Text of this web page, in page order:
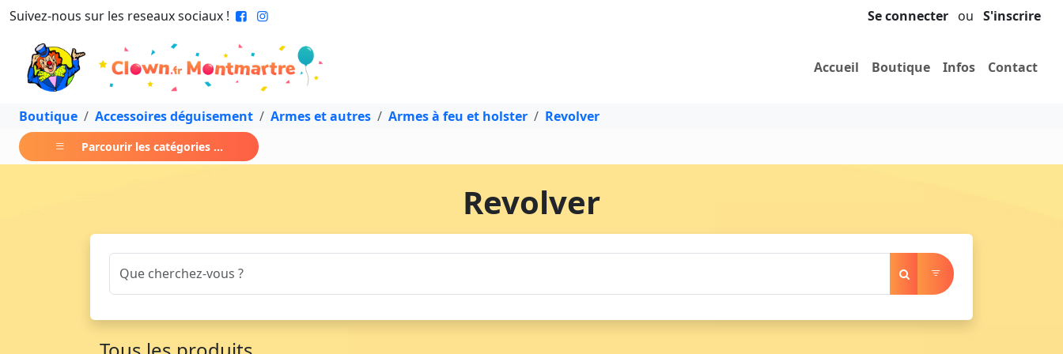
Suivez-nous sur les reseaux sociaux ! Se connecter ou S'inscrire
Accueil Boutique Infos Contact
Boutique Accessoires déguisement Armes et autres Armes à feu et holster Revolver
Parcourir les catégories ...
Revolver